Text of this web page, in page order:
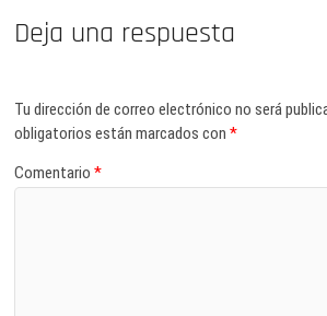
Deja una respuesta
Tu dirección de correo electrónico no será
obligatorios están marcados con*
Comentario*